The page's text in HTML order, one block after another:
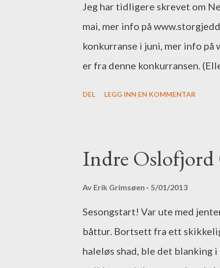
Jeg har tidligere skrevet om
mai, mer info på
konkurranse i juni, mer info
er fra denne konkurransen.
DEL LEGG INN EN KOMMENTAR
Indre Oslofjord
Av Erik Grimsøen 5/01/2013
Sesongstart! Var ute med
båttur. Bortsett fra ett
haleløs shad, ble det blanking